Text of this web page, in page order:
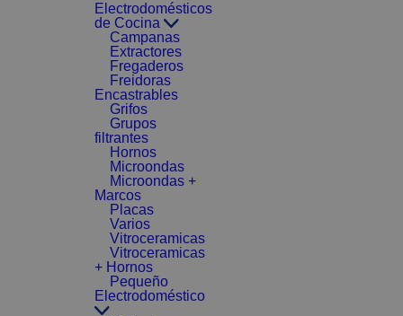
Electrodomésticos
de Cocina
Campanas
Extractores
Fregaderos
Freidoras
Encastrables
Grifos
Grupos
filtrantes
Hornos
Microondas
Microondas +
Marcos
Placas
Varios
Vitroceramicas
Vitroceramicas
+ Hornos
Pequeño
Electrodoméstico